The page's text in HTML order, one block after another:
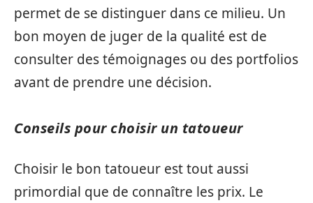
permet de se distinguer dans ce milieu. Un
bon moyen de juger de la qualité est de
consulter des témoignages ou des portfolios
avant de prendre une décision.
Conseils pour choisir un tatoueur
Choisir le bon tatoueur est tout aussi
primordial que de connaître les prix. Le